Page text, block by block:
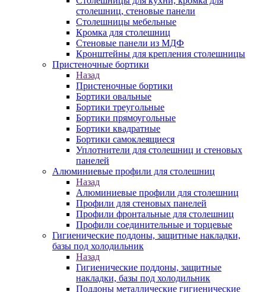
столешниц, стеновые панели
Столешницы мебельные
Кромка для столешниц
Стеновые панели из МДФ
Кронштейны для крепления столешницы
Пристеночные бортики
Назад
Пристеночные бортики
Бортики овальные
Бортики треугольные
Бортики прямоугольные
Бортики квадратные
Бортики самоклеящиеся
Уплотнители для столешниц и стеновых
панелей
Алюминиевые профили для столешниц
Назад
Алюминиевые профили для столешниц
Профили для стеновых панелей
Профили фронтальные для столешниц
Профили соединительные и торцевые
Гигиенические поддоны, защитные накладки,
базы под холодильник
Назад
Гигиенические поддоны, защитные
накладки, базы под холодильник
Поддоны металлические гигиенические